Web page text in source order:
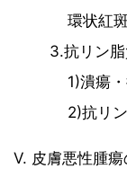
環状紅斑
3.抗リン脂質
1)潰瘍・
2)抗リン脂
V. 皮膚悪性腫